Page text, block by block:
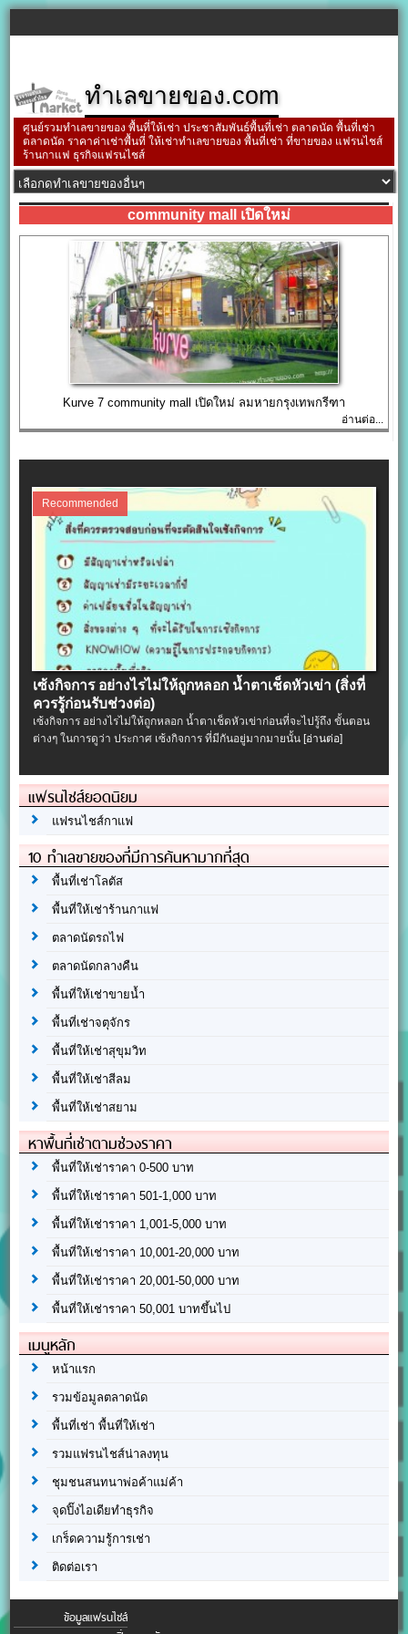
ทำเลขายของ.com
ศูนย์รวมทำเลขายของ พื้นที่ให้เช่า ประชาสัมพันธ์พื้นที่เช่า ตลาดนัด พื้นที่เช่า
ตลาดนัด ราคาค่าเช่าพื้นที่ ให้เช่าทำเลขายของ พื้นที่เช่า ที่ขายของ แฟรนไชส์
ร้านกาแฟ ธุรกิจแฟรนไชส์
community mall เปิดใหม่
Kurve 7 community mall เปิดใหม่ ลมหายกรุงเทพกรีฑา
อ่านต่อ...
Recommended
เซ้งกิจการ อย่างไรไม่ให้ถูกหลอก น้ำตาเช็ดหัวเข่า (สิ่งที่
ควรรู้ก่อนรับช่วงต่อ)
เซ้งกิจการ อย่างไรไม่ให้ถูกหลอก น้ำตาเช็ดหัวเข่าก่อนที่จะไปรู้ถึง ขั้นตอน
ต่างๆ ในการดูว่า ประกาศ เซ้งกิจการ ที่มีกันอยู่มากมายนั้น[อ่านต่อ]
แฟรนไชส์ยอดนิยม
แฟรนไชส์กาแฟ
10 ทำเลขายของที่มีการค้นหามากที่สุด
พื้นที่เช่าโลตัส
พื้นที่ให้เช่าร้านกาแฟ
ตลาดนัดรถไฟ
ตลาดนัดกลางคืน
พื้นที่ให้เช่าขายน้ำ
พื้นที่เช่าจตุจักร
พื้นที่ให้เช่าสุขุมวิท
พื้นที่ให้เช่าสีลม
พื้นที่ให้เช่าสยาม
หาพื้นที่เช่าตามช่วงราคา
พื้นที่ให้เช่าราคา 0-500 บาท
พื้นที่ให้เช่าราคา 501-1,000 บาท
พื้นที่ให้เช่าราคา 1,001-5,000 บาท
พื้นที่ให้เช่าราคา 10,001-20,000 บาท
พื้นที่ให้เช่าราคา 20,001-50,000 บาท
พื้นที่ให้เช่าราคา 50,001 บาทขึ้นไป
เมนูหลัก
หน้าแรก
รวมข้อมูลตลาดนัด
พื้นที่เช่า พื้นที่ให้เช่า
รวมแฟรนไชส์น่าลงทุน
ชุมชนสนทนาพ่อค้าแม่ค้า
จุดปิ๊งไอเดียทำธุรกิจ
เกร็ดความรู้การเช่า
ติดต่อเรา
ข้อมูลแฟรนไชส์